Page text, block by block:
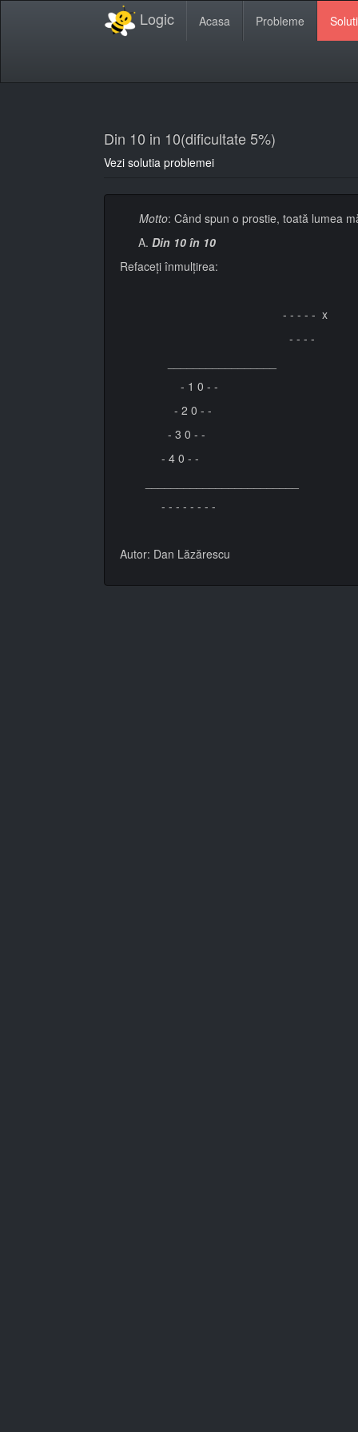
Logic Acasa Probleme
Din 10 in 10(dificultate 5%)
Vezi solutia problemei
Motto: Când spun o prostie, toată lumea
Din 10 în 10
Refaceţi înmulţirea:
- - - - - x
- - - -
- 1 0 - -
- 2 0 - -
- 3 0 - -
- 4 0 - -
- - - - - - - -
Autor: Dan Lăzărescu